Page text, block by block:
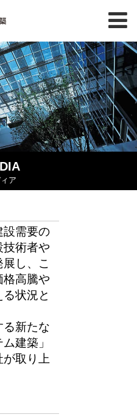
ア
需要の
技術者や
し、こ
格高騰や
状況と
新たな
建築」
取り上